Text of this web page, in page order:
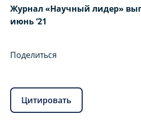
Журнал «Научный лидер»
июнь ‘21
Поделиться
Цитировать